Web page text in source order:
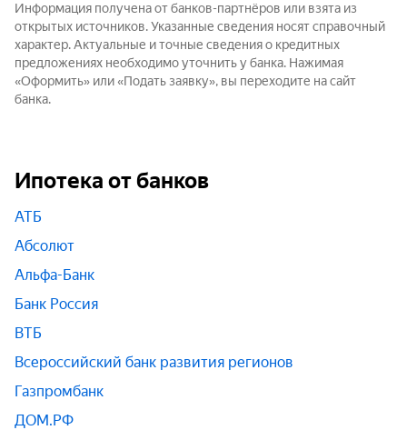
Информация получена от банков-партнёров или взята из
открытых источников. Указанные сведения носят справочный
характер. Актуальные и точные сведения о кредитных
предложениях необходимо уточнить у банка. Нажимая
«Оформить» или «Подать заявку», вы переходите на сайт
банка.
Ипотека от банков
АТБ
Абсолют
Альфа-Банк
Банк Россия
ВТБ
Всероссийский банк развития регионов
Газпромбанк
ДОМ.РФ